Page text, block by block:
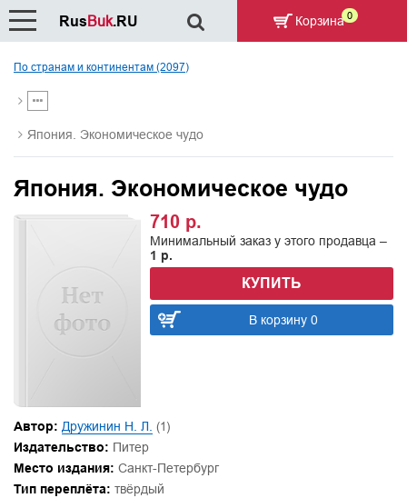
По странам и континентам (2097)
Япония. Экономическое чудо
Япония. Экономическое чудо
710 р.
Минимальный заказ у этого продавца –
1 р.
КУПИТЬ
В корзину 0
Автор: Дружинин Н. Л. (1)
Издательство: Питер
Место издания: Санкт-Петербург
Тип переплёта: твёрдый
RusBuk.RU Корзина 0